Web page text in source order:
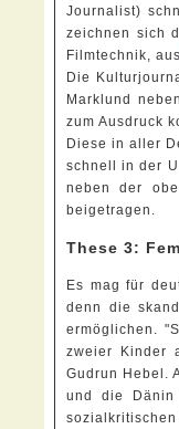
Journalist)
zeichnen sich
Filmtechnik,
Die
Marklund
zum Ausdruck
Diese in aller
schnell in der
neben der
beigetragen.
These 3:
Es mag für
denn die
ermöglichen.
zweier Kinder
Gudrun Hebel.
und die Dänin